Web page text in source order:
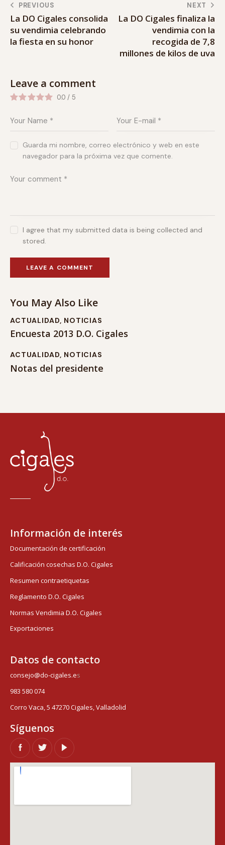
PREVIOUS
La DO Cigales consolida
su vendimia celebrando
la fiesta en su honor
NEXT
La DO Cigales finaliza la
vendimia con la
recogida de 7,8
millones de kilos de uva
Leave a comment
0.0 / 5
Guarda mi nombre, correo electrónico y web en este
navegador para la próxima vez que comente.
I agree that my submitted data is being collected and
stored.
You May Also Like
ACTUALIDAD, NOTICIAS
Encuesta 2013 D.O. Cigales
ACTUALIDAD, NOTICIAS
Notas del presidente
Información de interés
Documentación de certificación
Calificación cosechas D.O. Cigales
Resumen contraetiquetas
Reglamento D.O. Cigales
Normas Vendimia D.O. Cigales
Exportaciones
Datos de contacto
consejo@do-cigales.es
983 580 074
Corro Vaca, 5 47270 Cigales, Valladolid
Síguenos